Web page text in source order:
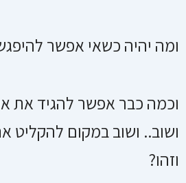
ומה יהיה כשאי אפשר
וכמה כבר אפשר להגיד את
ושוב.. ושוב במקום
וזהו?